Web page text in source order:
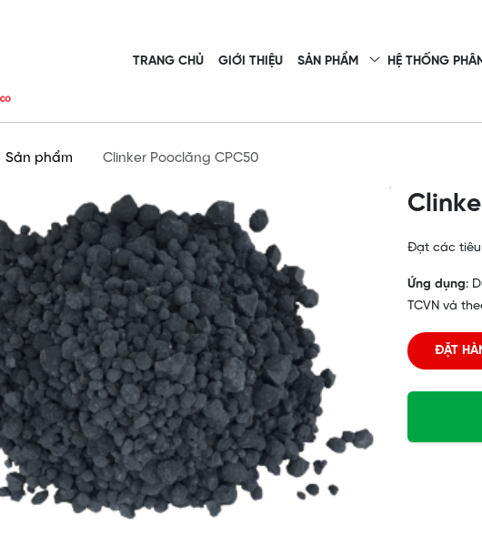
TRANG CHỦ GIỚI THIỆU SẢN PHẨM HỆ THỐNG
Sản phẩm Clinker Pooclăng CPC50
Đạt các tiêu
Ứng dụng:
TCVN và
ĐẶT